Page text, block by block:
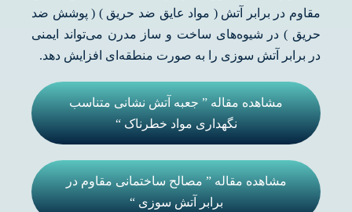
مقاوم در برابر آتش ( مواد عایق ضد حریق ) ( پوشش ضد
حریق ) در شیوه‌های ساخت و ساز مدرن می‌تواند ایمنی
در برابر آتش سوزی را به صورت منطقه‌ای افزایش دهد.
مشاهده مقاله ” جعبه آتش نشانی متناسب
نگهداری مواد خطرناک “
مشاهده مقاله ” مصالح ساختمانی مقاوم در
برابر آتش سوزی “